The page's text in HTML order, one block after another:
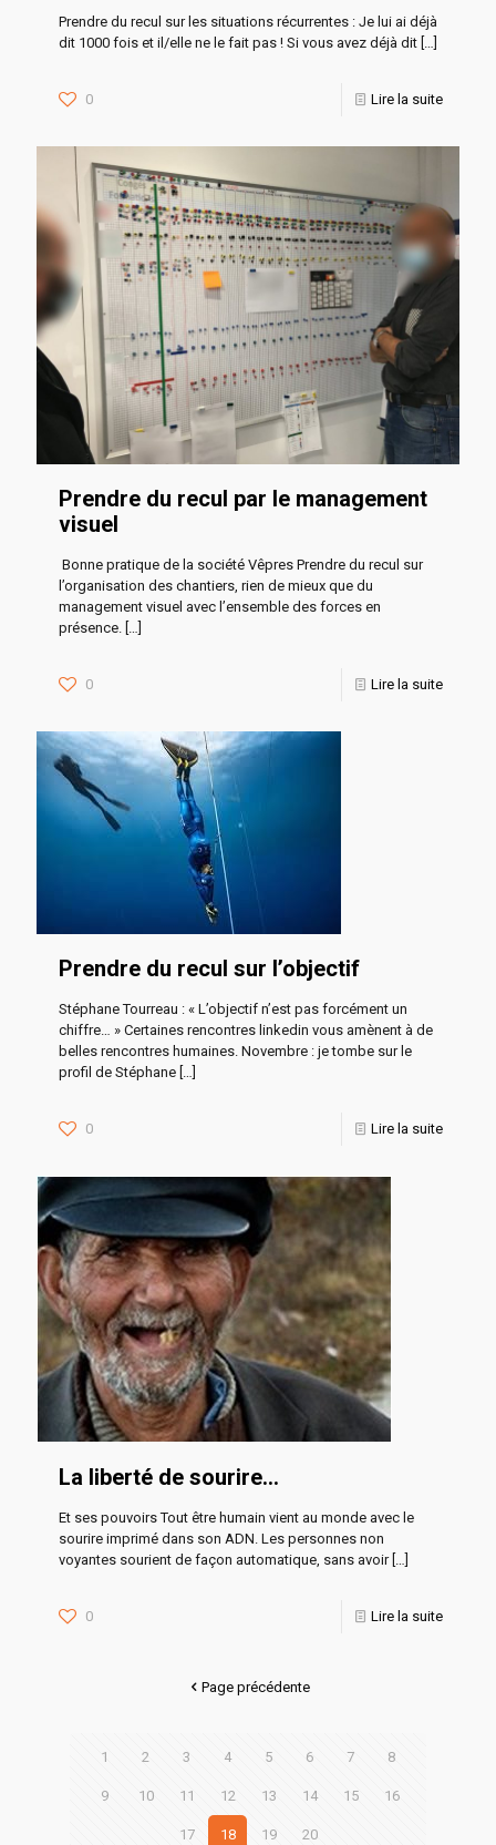
Prendre du recul sur les situations récurrentes : Je lui ai déjà
dit 1000 fois et il/elle ne le fait pas ! Si vous avez déjà dit […]
0 Lire la suite
Prendre du recul par le management
visuel
Bonne pratique de la société Vêpres Prendre du recul sur
l’organisation des chantiers, rien de mieux que du
management visuel avec l’ensemble des forces en
présence. […]
0 Lire la suite
Prendre du recul sur l’objectif
Stéphane Tourreau : « L’objectif n’est pas forcément un
chiffre… » Certaines rencontres linkedin vous amènent à de
belles rencontres humaines. Novembre : je tombe sur le
profil de Stéphane […]
0 Lire la suite
La liberté de sourire…
Et ses pouvoirs Tout être humain vient au monde avec le
sourire imprimé dans son ADN. Les personnes non
voyantes sourient de façon automatique, sans avoir[…]
0 Lire la suite
Page précédente
1 2 3 4 5 6 7 8
9 10 11 12 13 14 15 16
17 18 19 20